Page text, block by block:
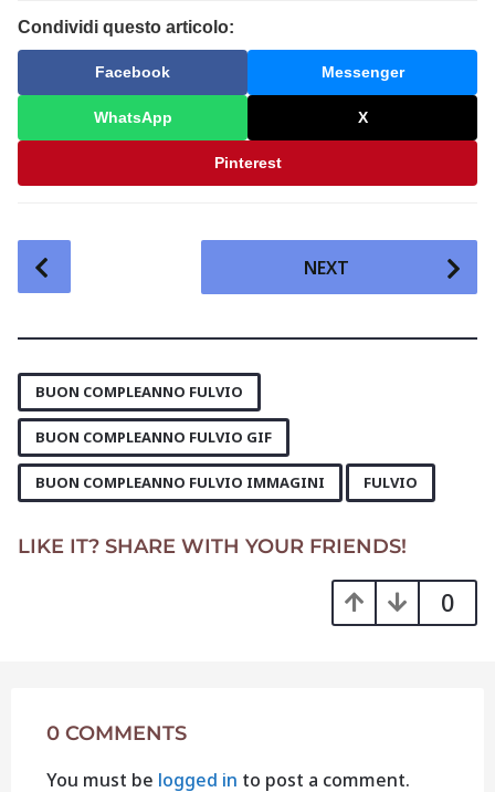
Condividi questo articolo:
Facebook Messenger
WhatsApp X
Pinterest
t
P
g
i
a
t
NEXT
BUON COMPLEANNO FULVIO
BUON COMPLEANNO FULVIO GIF
BUON COMPLEANNO FULVIO IMMAGINI FULVIO
LIKE IT? SHARE WITH YOUR FRIENDS!
0
0 COMMENTS
You must be logged in to post a comment.